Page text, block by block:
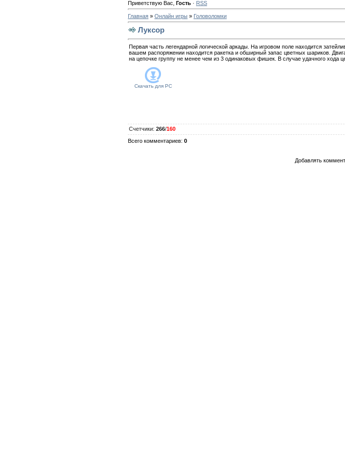
Приветствую Вас Гость· RSS
Главная» Онлайн игры» Головоломки
Луксор
Первая часть легендарной логической аркады. На игровом поле находится
вашем распоряжении находится ракетка и обширный запас цветных шариков.
на цепочке группу не менее чем из 3 одинаковых фишек. В случае удачного хода
Скачать дляPC
Счетчики: 266/160
Всего комментариев: 0
Добавлять